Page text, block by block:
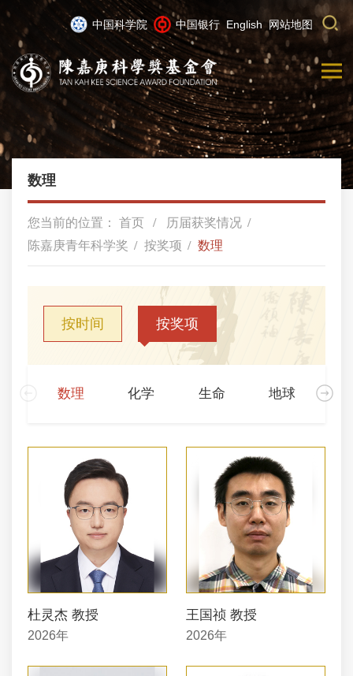
中国科学院 中国银行 English 网站地图
数理
您当前的位置： 首页
历届获奖情况
陈嘉庚青年科学奖
按奖项 数理
按时间 按奖项
数理 化学 生命 地球 信
杜灵杰 教授
2026年
王国祯 教授
2026年